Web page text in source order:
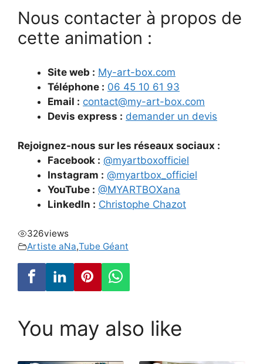
Nous contacter à propos de
cette animation :
Site web : My-art-box.com
Téléphone : 06 45 10 61 93
Email : contact@my-art-box.com
Devis express : demander un devis
Rejoignez-nous sur les réseaux sociaux :
Facebook : @myartboxofficiel
Instagram : @myartbox_officiel
YouTube : @MYARTBOXana
LinkedIn : Christophe Chazot
326views
Artiste aNa,Tube Géant
You may also like